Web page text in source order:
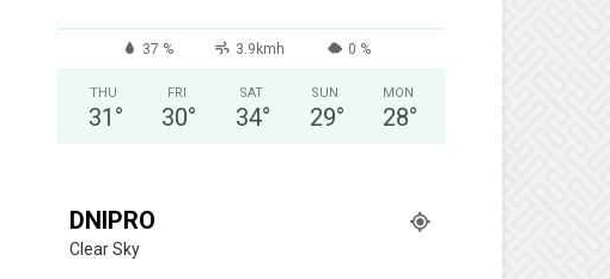
37 % 3.9kmh 0 %
THU
31 °
FRI
30°
SAT
34°
SUN
29°
MON
28°
DNIPRO
Clear Sky